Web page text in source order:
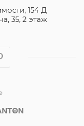
154 Д
35, 2 этаж